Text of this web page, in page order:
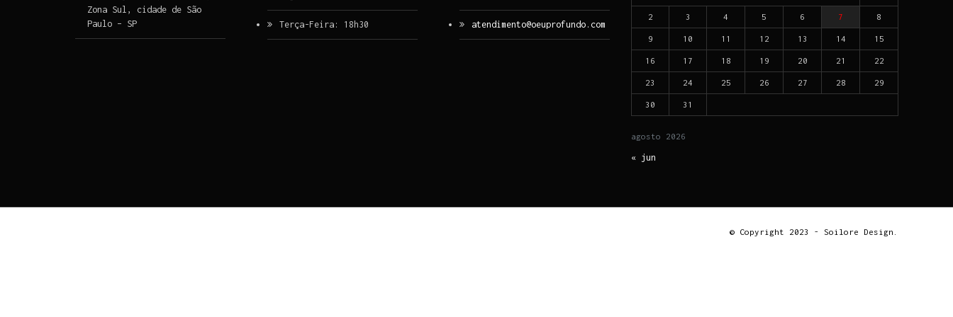
Zona Sul, cidade de São
Paulo – SP
Terça-Feira: 18h30 atendimento@oeuprofundo.com
agosto 2026
2 3 4 5 6 7 8
9 10 11 12 13 14 15
16 17 18 19 20 21 22
23 24 25 26 27 28 29
30 31
« jun
© Copyright 2023 - Soilore Design.